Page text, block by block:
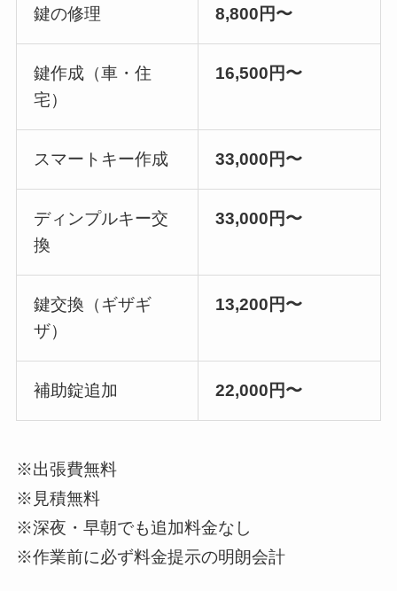
鍵の修理 8,800円〜
鍵作成（車・住
宅）
16,500円〜
スマートキー作成 33,000円〜
ディンプルキー交
換
33,000円〜
鍵交換（ギザギ
ザ）
13,200円〜
補助錠追加 22,000円〜
※出張費無料
※見積無料
※深夜・早朝でも追加料金なし
※作業前に必ず料金提示の明朗会計